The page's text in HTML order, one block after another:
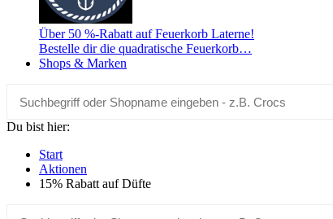
Über 50 %-Rabatt auf Feuerkorb Laterne!
Bestelle dir die quadratische Feuerkorb…
Shops & Marken
Du bist hier:
Start
Aktionen
15% Rabatt auf Düfte